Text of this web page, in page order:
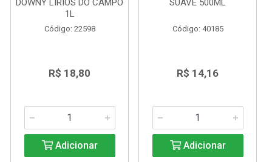
DOWNY LÍRIOS DO CAMPO
1L
Código: 22598
R$ 18,80
Adicionar
SUAVE 500ML
Código: 40185
R$ 14,16
Adicionar